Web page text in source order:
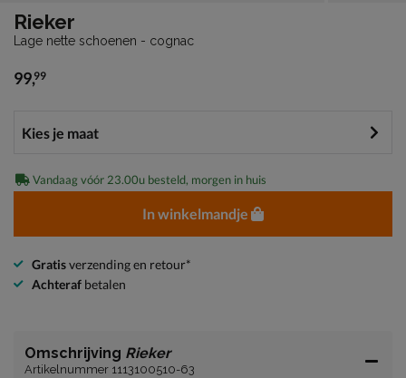
Rieker
Lage nette schoenen - cognac
€ 99,99
99,99
Vandaag vóór 23.00u besteld, morgen in huis
In winkelmandje
Gratisverzending en retour*
Achteraf betalen
Omschrijving Rieker
Artikelnummer 1113100510-63